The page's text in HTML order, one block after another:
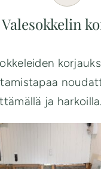
Valesokkelin
ja